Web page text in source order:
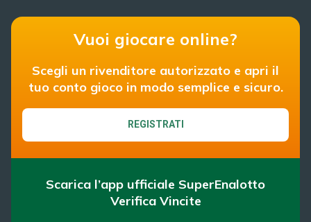
Vuoi giocare online?
Scegli un rivenditore autorizzato e apri il
tuo conto gioco in modo semplice e sicuro.
REGISTRATI
Scarica l’app ufficiale SuperEnalotto
Verifica Vincite